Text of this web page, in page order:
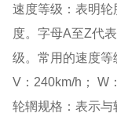
速度等级：表明
度。字母A至Z代
级。常用的速度等
V：240km/h； W
轮辋规格：表示与